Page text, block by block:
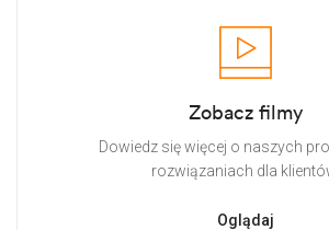
Zobacz filmy
Dowiedz się więcej o naszych
rozwiązaniach dla
Oglądaj